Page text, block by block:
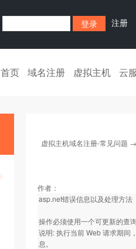
注册
首页 域名注册 虚拟主机 云
虚拟主机域名注册-常见问题
作者：
asp.net错误信息以及处理方法
操作必须使用一个可更新的查
说明: 执行当前 Web 请求期间
息。